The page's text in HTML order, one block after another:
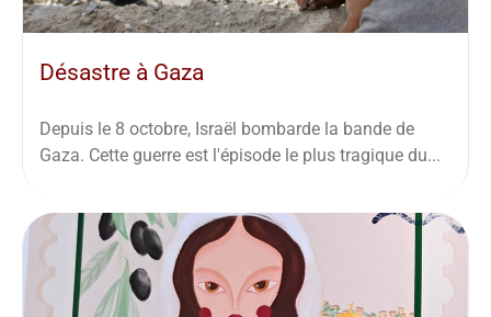
Désastre à Gaza
Depuis le 8 octobre, Israël bombarde la bande de
Gaza. Cette guerre est l'épisode le plus tragique du...